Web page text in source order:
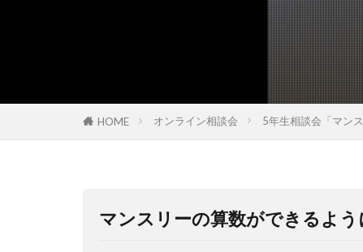
HOME オンライン相談会 5年生相談会「マン
マンスリーの算数ができるよう